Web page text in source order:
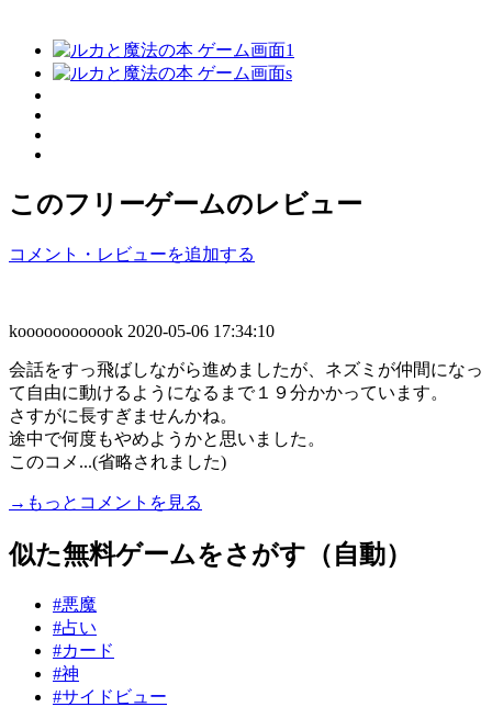
このフリーゲームのレビュー
コメント・レビューを追加する
koooooooooook 2020-05-06 17:34:10
会話をすっ飛ばしながら進めましたが、ネズミが仲間になっ
て自由に動けるようになるまで１９分かかっています。
さすがに長すぎませんかね。
途中で何度もやめようかと思いました。
このコメ...(省略されました)
→もっとコメントを見る
似た無料ゲームをさがす（自動）
#悪魔
#占い
#カード
#神
#サイドビュー